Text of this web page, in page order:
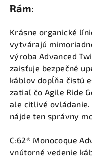
Rám:
Krásne organické
vytvárajú
výroba Advanced
zaisťuje bezpečné
káblov dopĺňa čistú
zatiaľ čo Agile Ride
ale citlivé ovládanie.
nájde ten správny
C:62® Monocoque
vnútorné vedenie